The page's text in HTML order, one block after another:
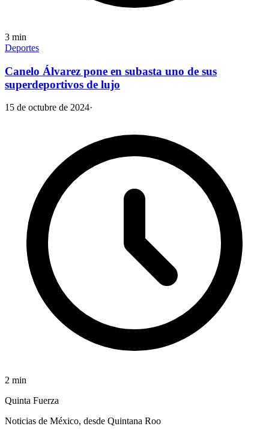
3 min
Deportes
Canelo Álvarez pone en subasta uno de sus
superdeportivos de lujo
15 de octubre de 2024·
2 min
Quinta Fuerza
Noticias de México, desde Quintana Roo